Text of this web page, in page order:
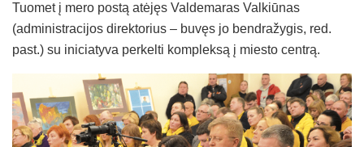
Tuomet į mero postą atėjęs Valdemaras Valkiūnas
(administracijos direktorius – buvęs jo bendražygis, red.
past.) su iniciatyva perkelti kompleksą į miesto centrą.